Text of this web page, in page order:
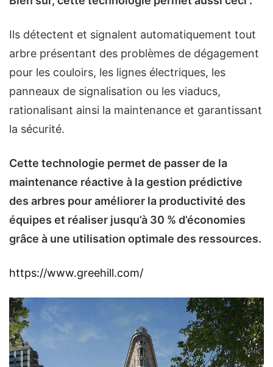
Ils détectent et signalent automatiquement tout
arbre présentant des problèmes de dégagement
pour les couloirs, les lignes électriques, les
panneaux de signalisation ou les viaducs,
rationalisant ainsi la maintenance et garantissant
la sécurité.
Cette technologie permet de passer de la
maintenance réactive à la gestion prédictive
des arbres pour améliorer la productivité des
équipes et réaliser jusqu’à 30 % d’économies
grâce à une utilisation optimale des ressources.
https://www.greehill.com/